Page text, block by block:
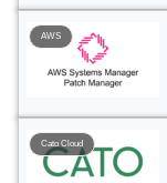
AWS
Cato Cloud